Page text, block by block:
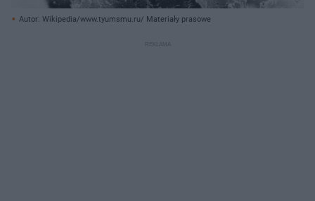
Autor: Wikipedia/www.tyumsmu.ru/ Materiały prasowe